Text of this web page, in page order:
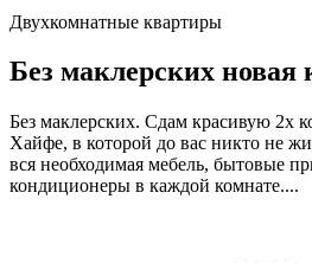
Двухкомнатные квартиры
Без маклерских новая
Без маклерских. Сдам красивую 2х
Хайфе, в которой до вас никто не
вся необходимая мебель, бытовые
кондиционеры в каждой комнате....